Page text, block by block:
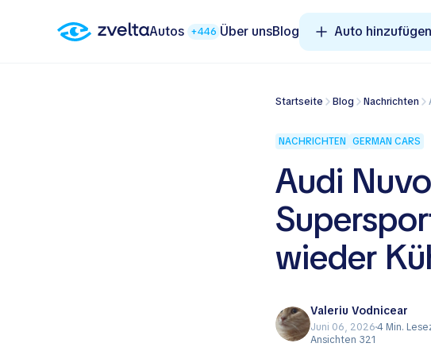
Autos +446 Über unsBlog Auto hinzufügen
Startseite Blog Nachrichten
NACHRICHTEN GERMAN CARS
Audi
wieder
Valeriu Vodnicear
Juni 06, 20264 Min.
Ansichten 321